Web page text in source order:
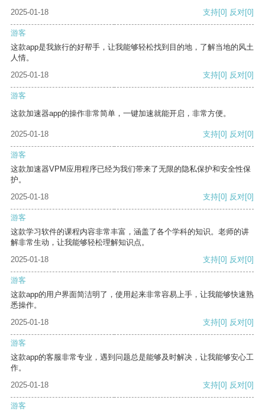
2025-01-18 支持[0] 反对[0]
游客
这款app是我旅行的好帮手，让我能够轻松找到目的地，了解当地的风土
人情。
2025-01-18
支持[0] 反对[0]
游客
这款加速器app的操作非常简单，一键加速就能开启，非常方便。
2025-01-18 支持[0] 反对[0]
游客
这款加速器VPM应用程序已经为我们带来了无限的隐私保护和安全性保
护。
2025-01-18
支持[0] 反对[0]
游客
这款学习软件的课程内容非常丰富，涵盖了各个学科的知识。老师的讲
解非常生动，让我能够轻松理解知识点。
2025-01-18
支持[0] 反对[0]
游客
这款app的用户界面简洁明了，使用起来非常容易上手，让我能够快速熟
悉操作。
2025-01-18
支持[0] 反对[0]
游客
这款app的客服非常专业，遇到问题总是能够及时解决，让我能够安心工
作。
2025-01-18
支持[0] 反对[0]
游客